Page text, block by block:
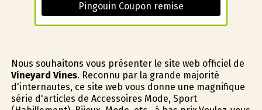
Pingouin Coupon remise
Nous souhaitons vous présenter le site web officiel de
Vineyard Vines. Reconnu par la grande majorité
d'internautes, ce site web vous donne une magnifique
série d'articles de Accessoires Mode, Sport